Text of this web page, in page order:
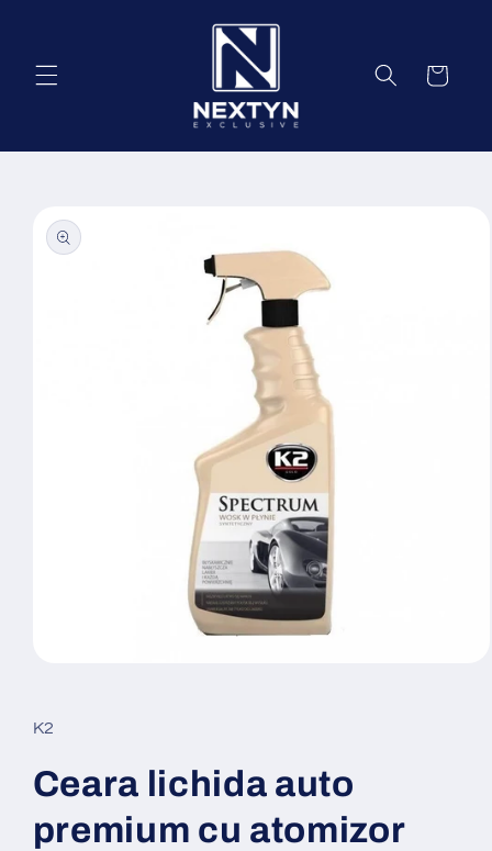
Coș
informațiile
despre
produs
1
într-
fereastră
modală
K2
Ceara lichida auto
premium cu atomizor